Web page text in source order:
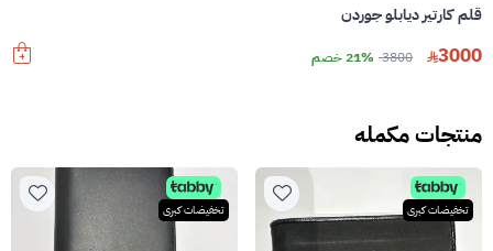
قلم كارتير ديابلو جوردن
3000
3800 21% خصم
منتجات مكمله
تخفيضات كبرى تخفيضات كبرى